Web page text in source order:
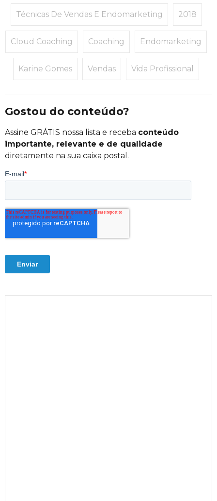
Técnicas De Vendas E Endomarketing 2018
Cloud Coaching Coaching Endomarketing
Karine Gomes Vendas Vida Profissional
Gostou do conteúdo?
Assine GRÁTIS nossa lista e receba conteúdo
importante, relevante e de qualidade
diretamente na sua caixa postal.